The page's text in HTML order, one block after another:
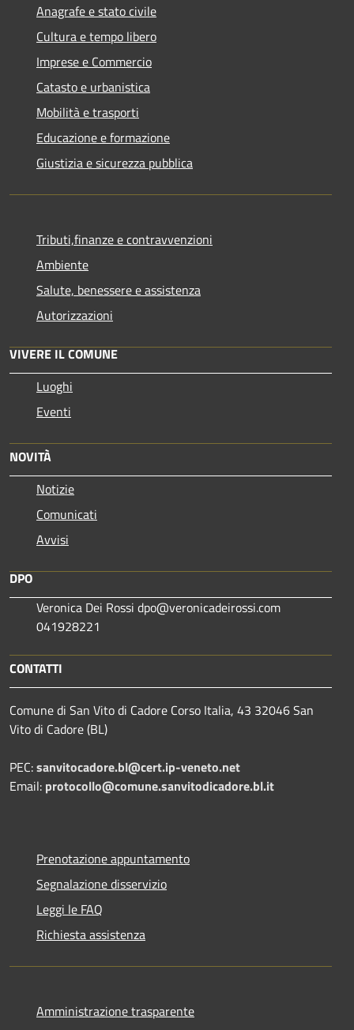
Anagrafe e stato civile
Cultura e tempo libero
Imprese e Commercio
Catasto e urbanistica
Mobilità e trasporti
Educazione e formazione
Giustizia e sicurezza pubblica
Tributi,finanze e contravvenzioni
Ambiente
Salute, benessere e assistenza
Autorizzazioni
VIVERE IL COMUNE
Luoghi
Eventi
NOVITÀ
Notizie
Comunicati
Avvisi
DPO
Veronica Dei Rossi dpo@veronicadeirossi.com
041928221
CONTATTI
Comune di San Vito di Cadore Corso Italia, 43 32046 San
Vito di Cadore (BL)
PEC:sanvitocadore.bl@cert.ip-veneto.net
Email: protocollo@comune.sanvitodicadore.bl.it
Prenotazione appuntamento
Segnalazione disservizio
Leggi le FAQ
Richiesta assistenza
Amministrazione trasparente